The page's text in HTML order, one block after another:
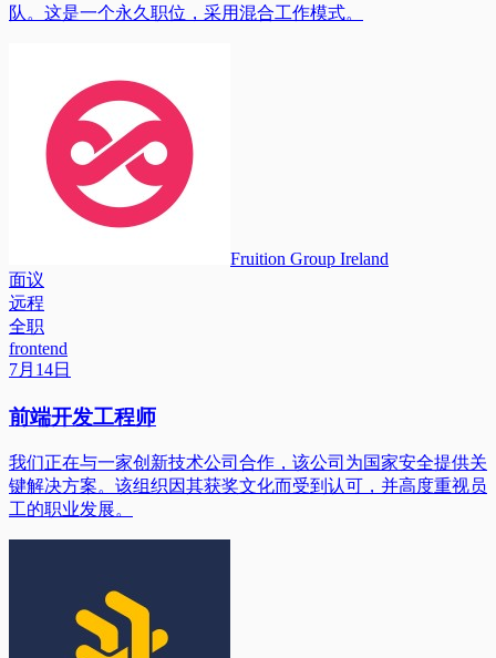
队。这是一个永久职位，采用混合工作模式。
Fruition Group Ireland
面议
远程
全职
frontend
7月14日
前端开发工程师
我们正在与一家创新技术公司合作，该公司为国家安全提供关
键解决方案。该组织因其获奖文化而受到认可，并高度重视员
工的职业发展。